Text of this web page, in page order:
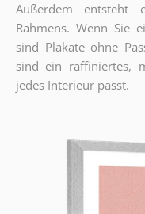
Außerdem entsteht
Rahmens. Wenn Sie
sind Plakate ohne
sind ein raffiniertes,
jedes Interieur passt.